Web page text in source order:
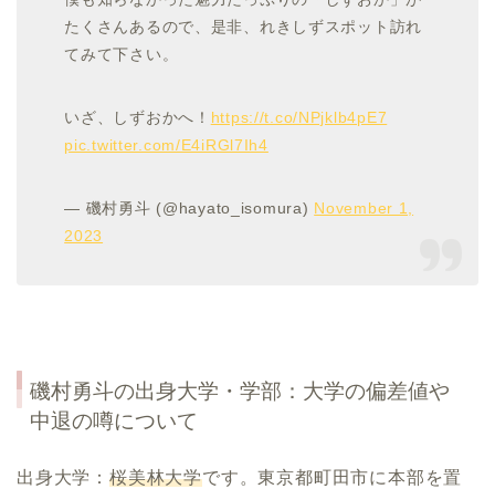
たくさんあるので、是非、れきしずスポット訪れ
てみて下さい。
いざ、しずおかへ！ https://t.co/NPjklb4pE7
pic.twitter.com/E4iRGl7Ih4
— 磯村勇斗 (@hayato_isomura) November 1,
2023
磯村勇斗の出身大学・学部：大学の偏差値や
中退の噂について
出身大学： 桜美林大学です。東京都町田市に本部を置